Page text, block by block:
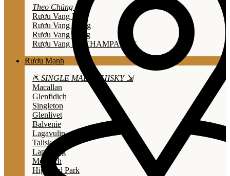
Theo Chủng Loại
Rươu Vang Đỏ
Rươu Vang Trắng
Rươu Vang Hồng
Rượu Vang Nổ/CHAMPAGNE
Rượu Mạnh
⇱ SINGLE MALT WHISKY ⇲
Macallan
Glenfidich
Singleton
Glenlivet
Balvenie
Lagavulin
Talisker
Laphroaig
Mortlach
Highland Park